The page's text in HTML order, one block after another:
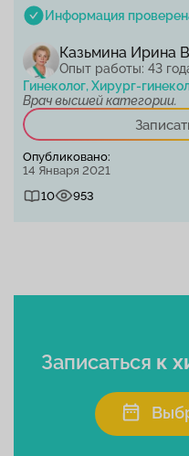
Информация
Казьмина Ирина
Опыт работы: 43
Гинеколог, Хирург-
Врач высшей категории.
Опубликовано:
14 Января 2021
10
953
Записаться к